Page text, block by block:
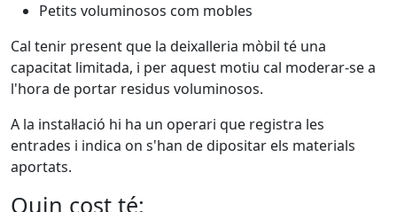
Petits voluminosos com mobles
Cal tenir present que la deixalleria mòbil té una
capacitat limitada, i per aquest motiu cal moderar-se a
l'hora de portar residus voluminosos.
A la instal·lació hi ha un operari que registra les
entrades i indica on s'han de dipositar els materials
aportats.
Quin cost té: